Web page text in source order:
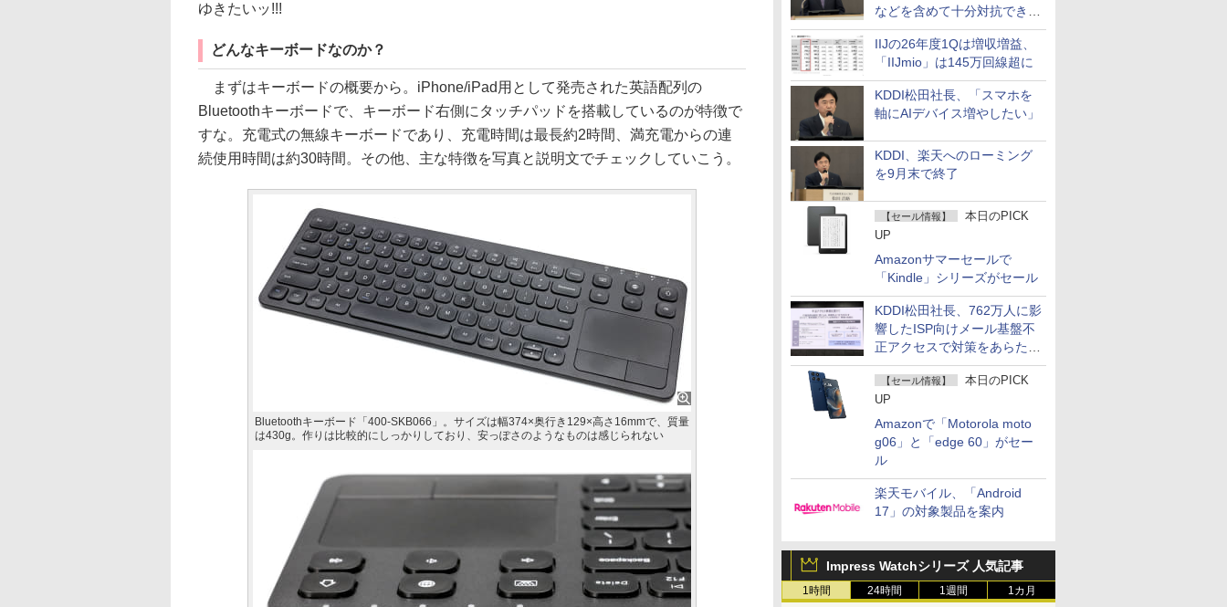
などを含めて十分対抗でき
る」
IIJの26年度1Qは増収増益、
「IIJmio」は145万回線超に
KDDI松田社長、「スマホを
軸にAIデバイス増やしたい」
KDDI、楽天へのローミング
を9月末で終了
【セール情報】
本日のPICK
UP
Amazonサマーセールで
「Kindle」シリーズがセール
KDDI松田社長、762万人に影
響したISP向けメール基盤不
正アクセスで対策をあらため
て説明
【セール情報】
本日のPICK
UP
Amazonで「Motorola moto
g06」と「edge 60」がセー
ル
楽天モバイル、「Android
17」の対象製品を案内
Impress Watchシリーズ 人気記事
1時間 24時間 1週間 1カ月
ゆきたいッ!!!
どんなキーボードなのか？
まずはキーボードの概要から。iPhone/iPad用として発売された英語配列の
Bluetoothキーボードで、キーボード右側にタッチパッドを搭載しているのが特徴で
すな。充電式の無線キーボードであり、充電時間は最長約2時間、満充電からの連
続使用時間は約30時間。その他、主な特徴を写真と説明文でチェックしていこう。
Bluetoothキーボード「400-SKB066」。サイズは幅374×奥行き129×高さ16mmで、質量
は430g。作りは比較的にしっかりしており、安っぽさのようなものは感じられない